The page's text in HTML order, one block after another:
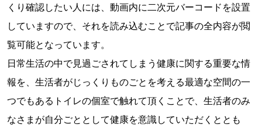
くり確認したい人には、動画内に二次元バーコードを設置
していますので、それを読み込むことで記事の全内容が閲
覧可能となっています。
日常生活の中で見過ごされてしまう健康に関する重要な情
報を、生活者がじっくりものごとを考える最適な空間の一
つでもあるトイレの個室で触れて頂くことで、生活者のみ
なさまが自分ごととして健康を意識していただくととも